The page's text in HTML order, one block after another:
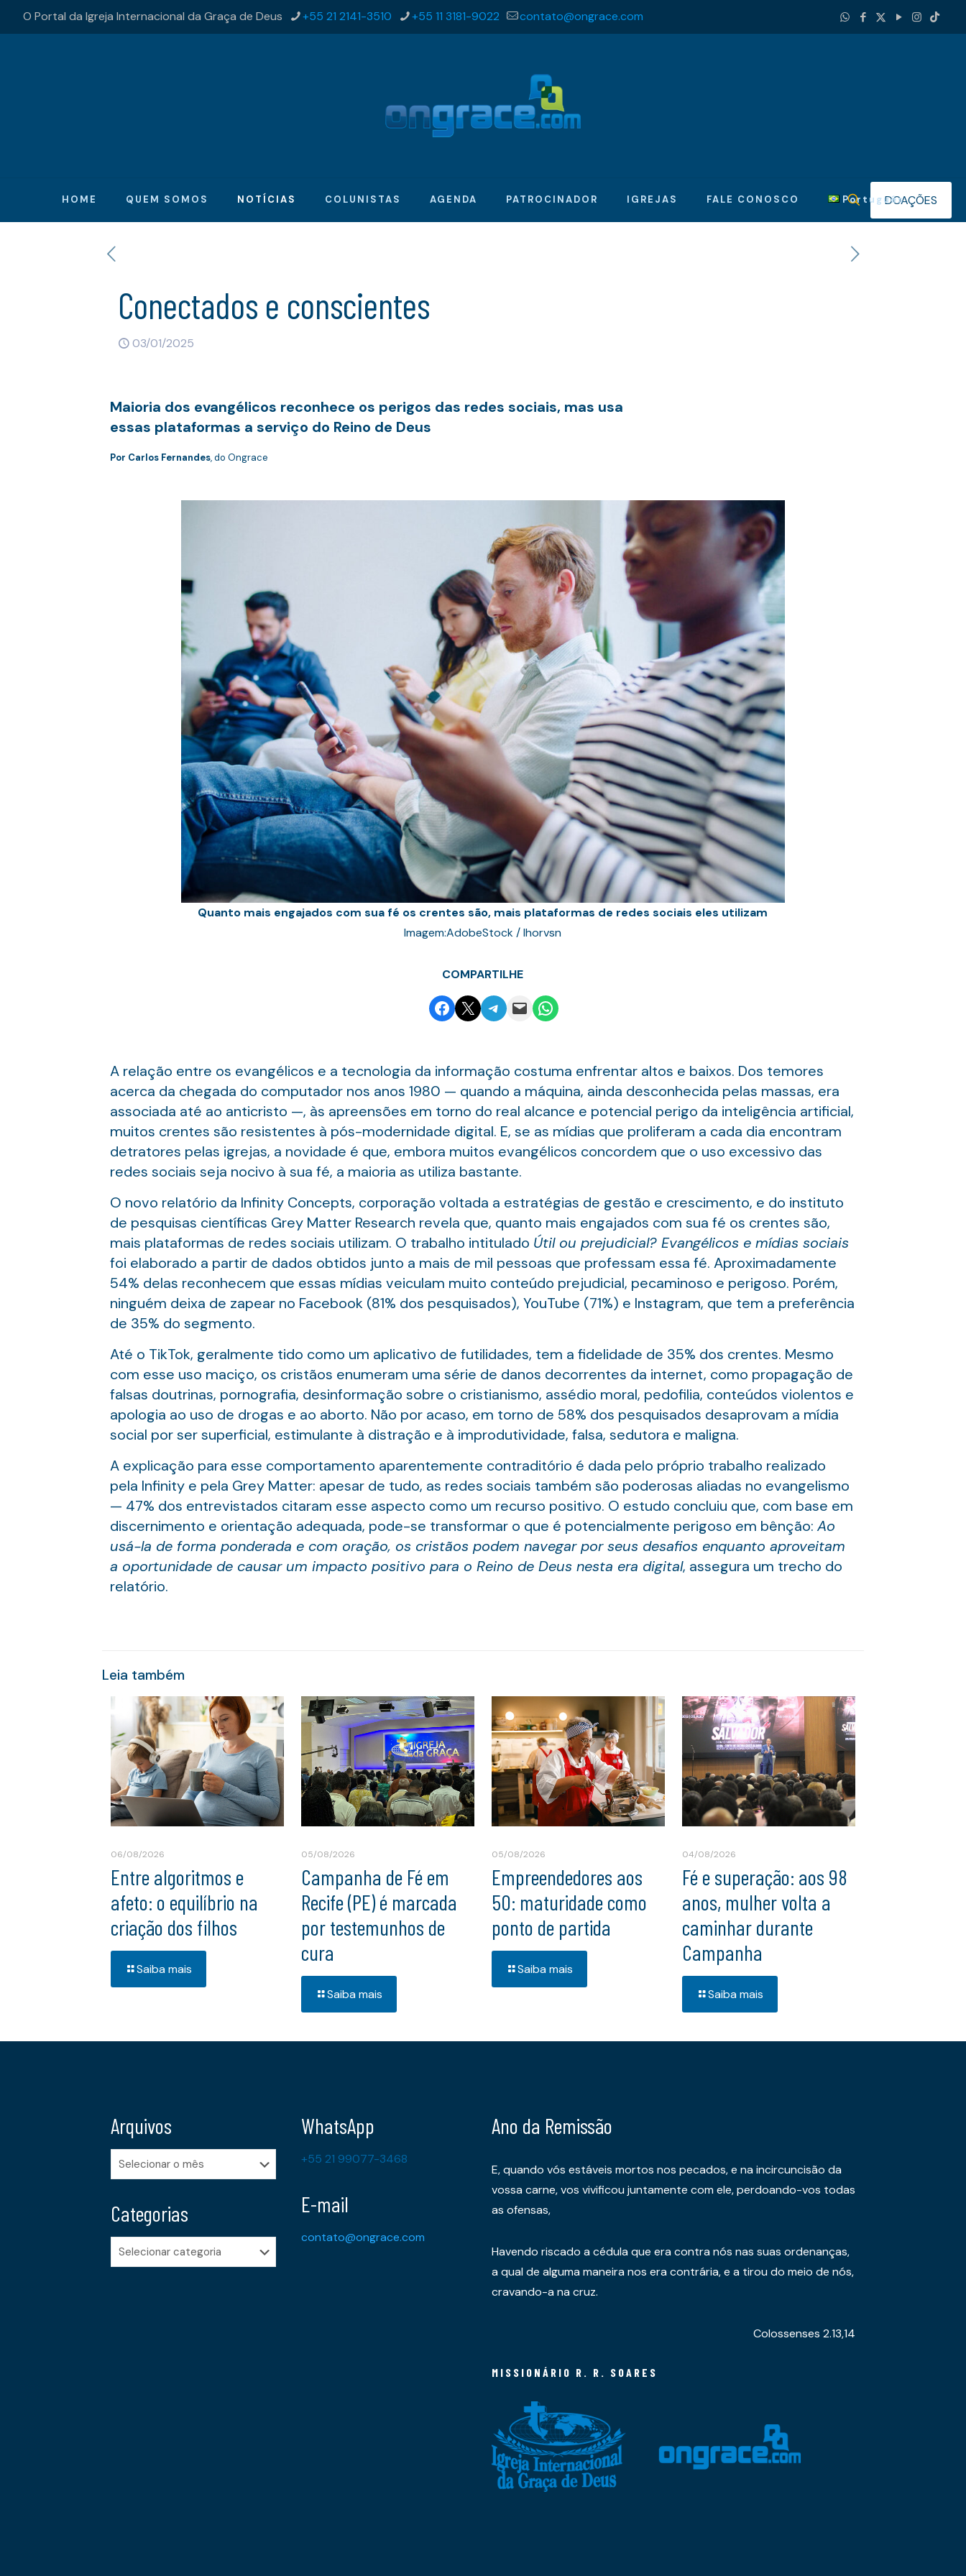
O Portal da Igreja Internacional da Graça de Deus +55 21 2141-3510 +55 11 3181-9022 contato@ongrace.com
HOME QUEM SOMOS NOTÍCIAS COLUNISTAS AGENDA PATROCINADOR IGREJAS FALE CONOSCO PortuguêsDOAÇÕES
Conectados e conscientes
03/01/2025
Maioria dos evangélicos reconhece os perigos das redes sociais, mas usa
essas plataformas a serviço do Reino de Deus
Por Carlos Fernandes, do Ongrace
Quanto mais engajados com sua fé os crentes são, mais plataformas de redes sociais eles utilizam
Imagem:AdobeStock / Ihorvsn
COMPARTILHE
Share on Facebook
Email this PageShare on Telegram
Email this PageShare on WhatsApp
A relação entre os evangélicos e a tecnologia da informação costuma enfrentar altos e baixos. Dos temores
acerca da chegada do computador nos anos 1980 — quando a máquina, ainda desconhecida pelas massas, era
associada até ao anticristo —, às apreensões em torno do real alcance e potencial perigo da inteligência artificial,
muitos crentes são resistentes à pós-modernidade digital. E, se as mídias que proliferam a cada dia encontram
detratores pelas igrejas, a novidade é que, embora muitos evangélicos concordem que o uso excessivo das
redes sociais seja nocivo à sua fé, a maioria as utiliza bastante.
O novo relatório da Infinity Concepts, corporação voltada a estratégias de gestão e crescimento, e do instituto
de pesquisas científicas Grey Matter Research revela que, quanto mais engajados com sua fé os crentes são,
mais plataformas de redes sociais utilizam. O trabalho intitulado Útil ou prejudicial? Evangélicos e mídias sociais
foi elaborado a partir de dados obtidos junto a mais de mil pessoas que professam essa fé. Aproximadamente
54% delas reconhecem que essas mídias veiculam muito conteúdo prejudicial, pecaminoso e perigoso. Porém,
ninguém deixa de zapear no Facebook (81% dos pesquisados), YouTube (71%) e Instagram, que tem a preferência
de 35% do segmento.
Até o TikTok, geralmente tido como um aplicativo de futilidades, tem a fidelidade de 35% dos crentes. Mesmo
com esse uso maciço, os cristãos enumeram uma série de danos decorrentes da internet, como propagação de
falsas doutrinas, pornografia, desinformação sobre o cristianismo, assédio moral, pedofilia, conteúdos violentos e
apologia ao uso de drogas e ao aborto. Não por acaso, em torno de 58% dos pesquisados desaprovam a mídia
social por ser superficial, estimulante à distração e à improdutividade, falsa, sedutora e maligna.
A explicação para esse comportamento aparentemente contraditório é dada pelo próprio trabalho realizado
pela Infinity e pela Grey Matter: apesar de tudo, as redes sociais também são poderosas aliadas no evangelismo
— 47% dos entrevistados citaram esse aspecto como um recurso positivo. O estudo concluiu que, com base em
discernimento e orientação adequada, pode-se transformar o que é potencialmente perigoso em bênção: Ao
usá-la de forma ponderada e com oração, os cristãos podem navegar por seus desafios enquanto aproveitam
a oportunidade de causar um impacto positivo para o Reino de Deus nesta era digital, assegura um trecho do
relatório.
Leia também
06/08/2026
Entre algoritmos e
afeto: o equilíbrio na
criação dos filhos
Saiba mais
05/08/2026
Campanha de Fé em
Recife (PE) é marcada
por testemunhos de
cura
Saiba mais
05/08/2026
Empreendedores aos
50: maturidade como
ponto de partida
Saiba mais
04/08/2026
Fé e superação: aos 98
anos, mulher volta a
caminhar durante
Campanha
Saiba mais
Arquivos
Arquivos
Categorias
Categorias
WhatsApp
+55 21 99077-3468
E-mail
contato@ongrace.com
Ano da Remissão
E, quando vós estáveis mortos nos pecados, e na incircuncisão da
vossa carne, vos vivificou juntamente com ele, perdoando-vos todas
as ofensas,
Havendo riscado a cédula que era contra nós nas suas ordenanças,
a qual de alguma maneira nos era contrária, e a tirou do meio de nós,
cravando-a na cruz.
Colossenses 2.13,14
MISSIONÁRIO R. R. SOARES